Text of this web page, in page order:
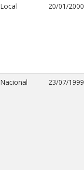
Local 20/01/2000
Nacional 23/07/1999